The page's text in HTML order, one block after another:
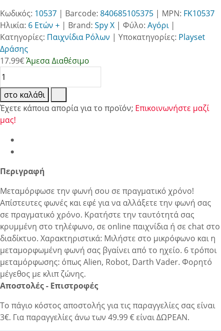
Κωδικός: 10537 | Barcode: 840685105375 | MPN: FK10537
Ηλικία: 6 Ετών + | Brand: Spy X | Φύλο: Αγόρι|
Κατηγορίες: Παιχνίδια Ρόλων | Υποκατηγορίες: Playset
Δράσης
17.99€Άμεσα Διαθέσιμο
στο καλάθι
Έχετε κάποια απορία για το προϊόν; Επικοινωνήστε μαζί
μας!
Περιγραφή
Μεταμόρφωσε την φωνή σου σε πραγματικό χρόνο!
Απίστευτες φωνές και εφέ για να αλλάξετε την φωνή σας
σε πραγματικό χρόνο. Κρατήστε την ταυτότητά σας
κρυμμένη στο τηλέφωνο, σε online παιχνίδια ή σε chat στο
διαδίκτυο. Χαρακτηριστικά: Μιλήστε στο μικρόφωνο και η
μεταμορφωμένη φωνή σας βγαίνει από το ηχείο. 6 τρόποι
μεταμόρφωσης: όπως Alien, Robot, Darth Vader. Φορητό
μέγεθος με κλιπ ζώνης.
Αποστολές - Επιστροφές
Το πάγιο κόστος αποστολής για τις παραγγελίες σας είναι
3€. Για παραγγελίες άνω των 49.99 € είναι ΔΩΡΕΑΝ.